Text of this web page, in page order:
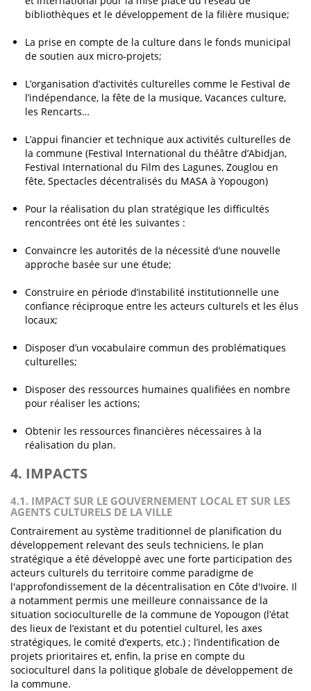
bibliothèques et le développement de la filière musique;
La prise en compte de la culture dans le fonds municipal
de soutien aux micro-projets;
L’organisation d’activités culturelles comme le Festival de
l’indépendance, la fête de la musique, Vacances culture,
les Rencarts…
L’appui financier et technique aux activités culturelles de
la commune (Festival International du théâtre d’Abidjan,
Festival International du Film des Lagunes, Zouglou en
fête, Spectacles décentralisés du MASA à Yopougon)
Pour la réalisation du plan stratégique les difficultés
rencontrées ont été les suivantes :
Convaincre les autorités de la nécessité d’une nouvelle
approche basée sur une étude;
Construire en période d’instabilité institutionnelle une
confiance réciproque entre les acteurs culturels et les élus
locaux;
Disposer d’un vocabulaire commun des problématiques
culturelles;
Disposer des ressources humaines qualifiées en nombre
pour réaliser les actions;
Obtenir les ressources financières nécessaires à la
réalisation du plan.
4. IMPACTS
4.1. IMPACT SUR LE GOUVERNEMENT LOCAL ET SUR LES
AGENTS CULTURELS DE LA VILLE
Contrairement au système traditionnel de planification du
développement relevant des seuls techniciens, le plan
stratégique a été développé avec une forte participation des
acteurs culturels du territoire comme paradigme de
l'approfondissement de la décentralisation en Côte d'Ivoire. Il
a notamment permis une meilleure connaissance de la
situation socioculturelle de la commune de Yopougon (l’état
des lieux de l’existant et du potentiel culturel, les axes
stratégiques, le comité d’experts, etc.) ; l’indentification de
projets prioritaires et, enfin, la prise en compte du
socioculturel dans la politique globale de développement de
la commune.